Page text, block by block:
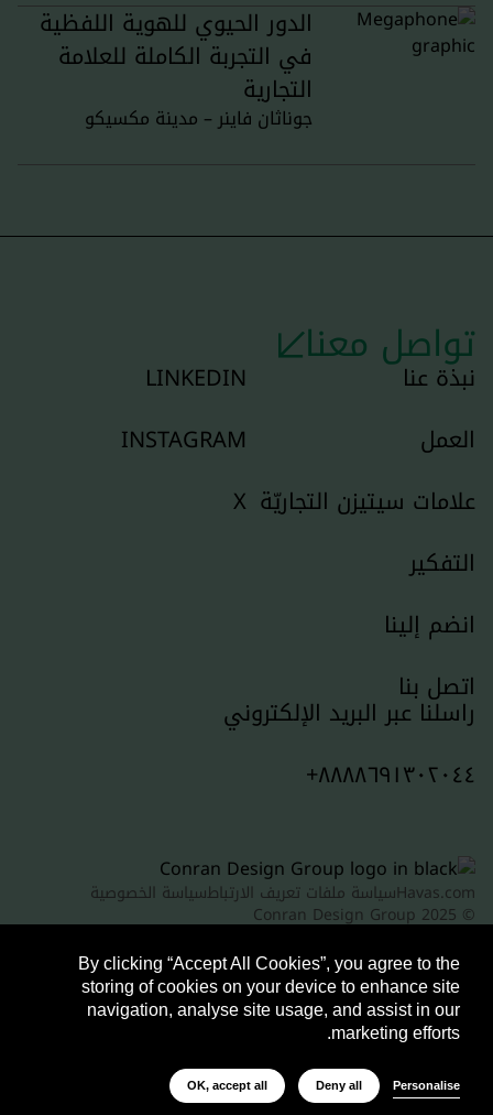
الدور الحيوي للهوية اللفظية
في التجربة الكاملة للعلامة
التجارية
جوناثان فاينر – مدينة مكسيكو
تواصل معنا
نبذة عنا
العمل
علامات سيتيزن التجاريّة
التفكير
انضم إلينا
اتصل بنا
LINKEDIN
INSTAGRAM
X
راسلنا عبر البريد الإلكتروني
٨٨٨٨٦٩١٣٠٢٠٤٤+
Havas.comسياسة ملفات تعريف الارتباطسياسة الخصوصية
© Conran Design Group 2025
By clicking “Accept All Cookies”, you agree to the
storing of cookies on your device to enhance site
navigation, analyse site usage, and assist in our
marketing efforts.
Personalise
Deny all
OK, accept all